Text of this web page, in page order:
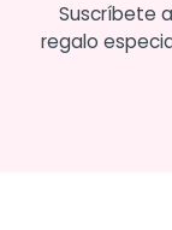
Suscríbete
regalo